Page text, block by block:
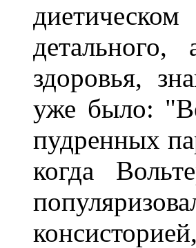
здоровья,
уже было:
пудренных
когда